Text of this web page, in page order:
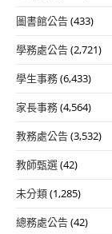
圖書館公告(433)
學務處公告(2,721)
學生事務(6,433)
家長事務(4,564)
教務處公告(3,532)
教師甄選(42)
未分類(1,285)
總務處公告(42)